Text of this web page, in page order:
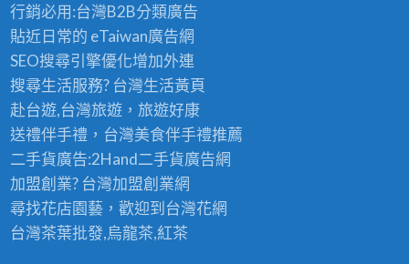
行銷必用:台灣B2B分類廣告
貼近日常的 eTaiwan廣告網
SEO搜尋引擎優化增加外連
搜尋生活服務? 台灣生活黃頁
赴台遊,台灣旅遊，旅遊好康
送禮伴手禮，台灣美食伴手禮推薦
二手貨廣告:2Hand二手貨廣告網
加盟創業? 台灣加盟創業網
尋找花店園藝，歡迎到台灣花網
台灣茶葉批發,烏龍茶,紅茶